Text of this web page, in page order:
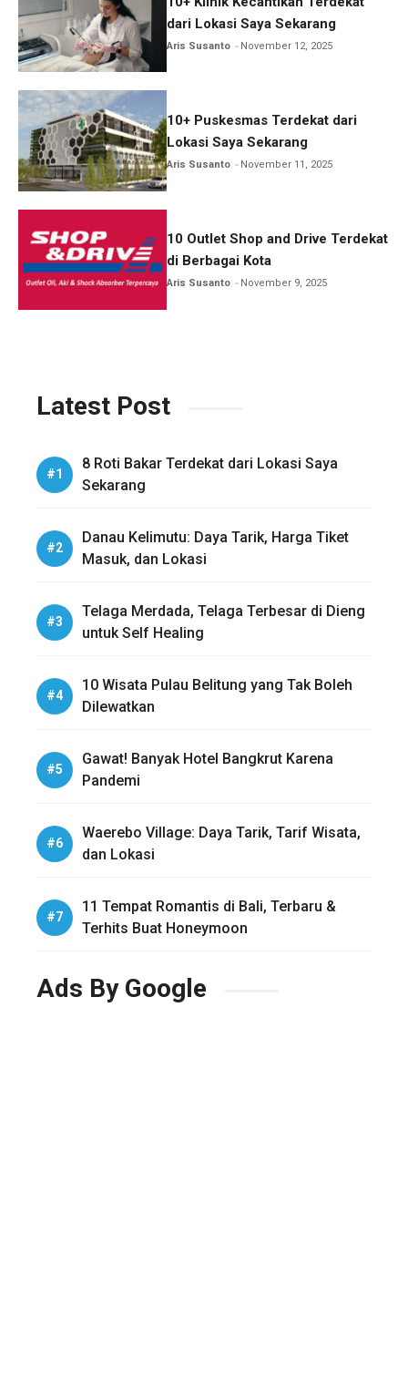
dari Lokasi Saya Sekarang
Aris Susanto November 12, 2025
10+ Puskesmas Terdekat dari
Lokasi Saya Sekarang
Aris Susanto November 11, 2025
10 Outlet Shop and Drive Terdekat
di Berbagai Kota
Aris Susanto November 9, 2025
Latest Post
8 Roti Bakar Terdekat dari Lokasi Saya
Sekarang
Danau Kelimutu: Daya Tarik, Harga Tiket
Masuk, dan Lokasi
Telaga Merdada, Telaga Terbesar di Dieng
untuk Self Healing
10 Wisata Pulau Belitung yang Tak Boleh
Dilewatkan
Gawat! Banyak Hotel Bangkrut Karena
Pandemi
Waerebo Village: Daya Tarik, Tarif Wisata,
dan Lokasi
11 Tempat Romantis di Bali, Terbaru &
Terhits Buat Honeymoon
Ads By Google